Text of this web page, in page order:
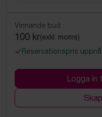
Vinnande bud
100 kr(exkl. moms)
Reservationspris
Logga in